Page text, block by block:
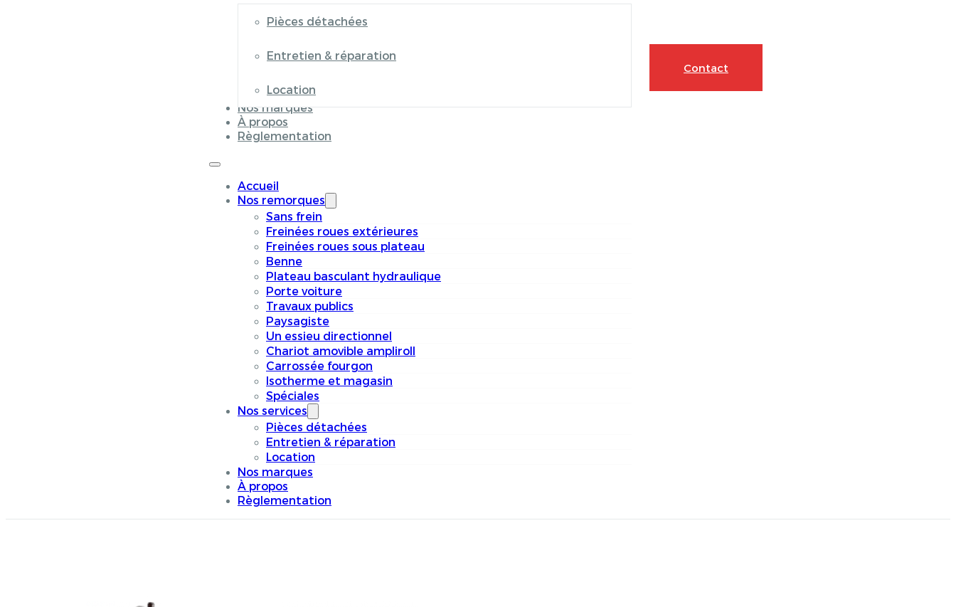
Pièces détachées
Entretien & réparation
Location
Nos marques
À propos
Règlementation
Accueil
Nos remorques
Sans frein
Freinées roues extérieures
Freinées roues sous plateau
Benne
Plateau basculant hydraulique
Porte voiture
Travaux publics
Paysagiste
Un essieu directionnel
Chariot amovible ampliroll
Carrossée fourgon
Isotherme et magasin
Spéciales
Nos services
Pièces détachées
Entretien & réparation
Location
Nos marques
À propos
Règlementation
Contact